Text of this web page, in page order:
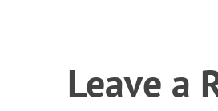
Leave a